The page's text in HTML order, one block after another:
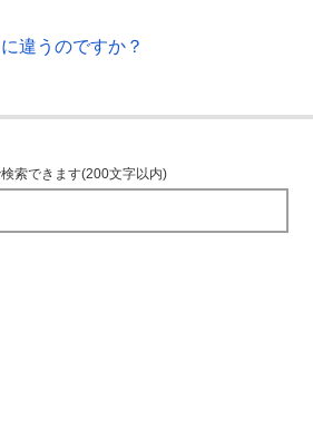
違うのですか？
索できます(200文字以内)